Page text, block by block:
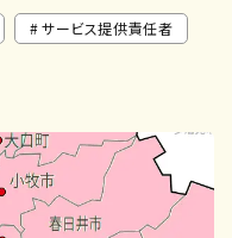
サービス提供責任者